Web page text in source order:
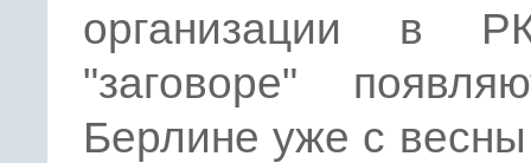
организации в
"заговоре"
Берлине уже с весны